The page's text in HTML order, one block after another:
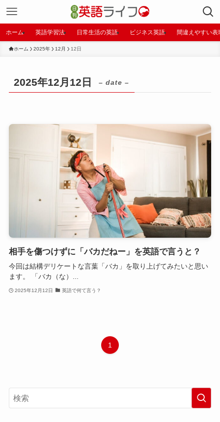
ホーム 英語学習法 日常生活の英語 ビジネス英語 間違えやすい表
ホーム 2025年 12月 12日
2025年12月12日 – date –
相手を傷つけずに「バカだねー」を英語で言うと？
今回は結構デリケートな言葉「バカ」を取り上げてみたいと思い
ます。 「バカ（な）...
2025年12月12日 英語で何て言う？
1